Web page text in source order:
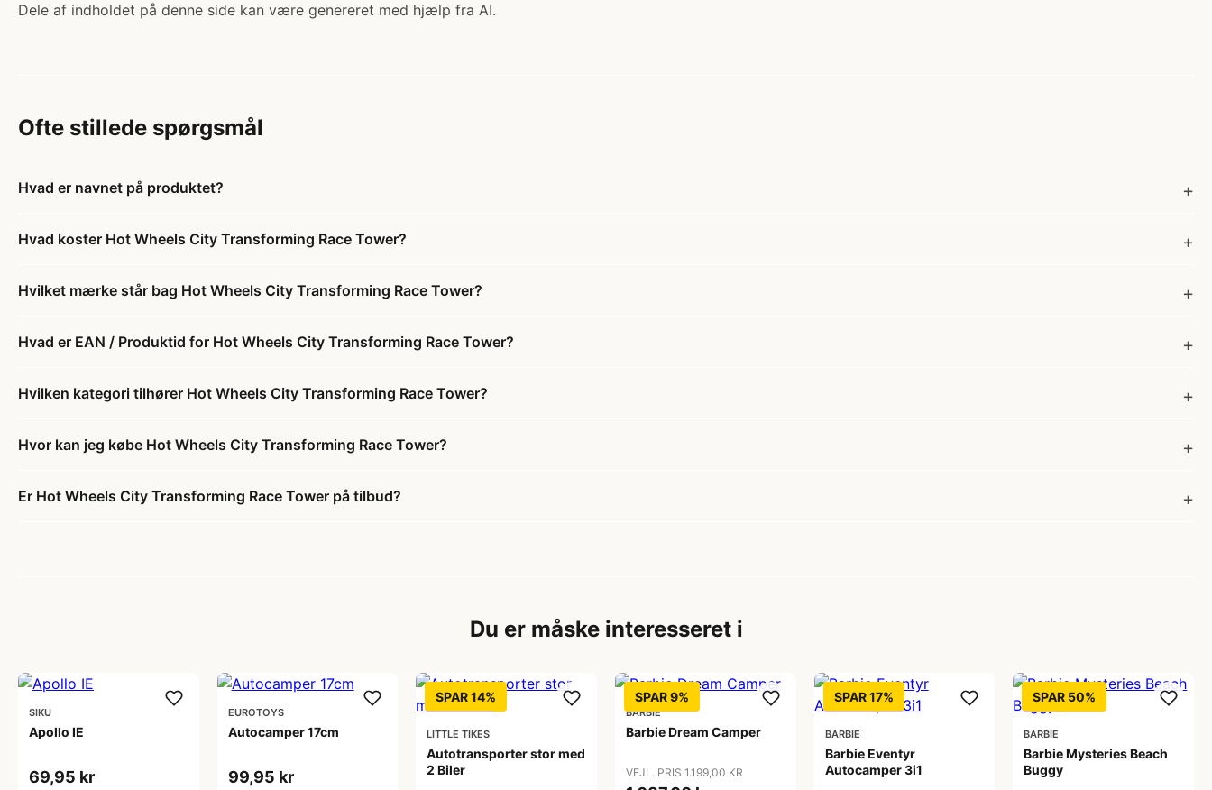
Dele af indholdet på denne side kan være genereret med hjælp fra AI.
Ofte stillede spørgsmål
Hvad er navnet på produktet?
Hvad koster Hot Wheels City Transforming Race Tower?
Hvilket mærke står bag Hot Wheels City Transforming Race Tower?
Hvad er EAN / Produktid for Hot Wheels City Transforming Race Tower?
Hvilken kategori tilhører Hot Wheels City Transforming Race Tower?
Hvor kan jeg købe Hot Wheels City Transforming Race Tower?
Er Hot Wheels City Transforming Race Tower på tilbud?
Du er måske interesseret i
SIKU
Apollo IE
69,95 kr
EUROTOYS
Autocamper 17cm
99,95 kr
SPAR 14%
LITTLE TIKES
Autotransporter stor med
2 Biler
SPAR 9%
BARBIE
Barbie Dream Camper
VEJL. PRIS 1.199,00 KR
SPAR 17%
BARBIE
Barbie Eventyr
Autocamper 3i1
SPAR 50%
BARBIE
Barbie Mysteries Beach
Buggy